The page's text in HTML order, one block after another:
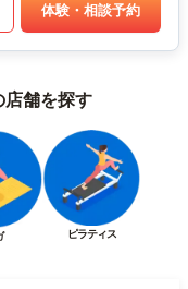
体験・相談予約
店舗を探す
ピラティス